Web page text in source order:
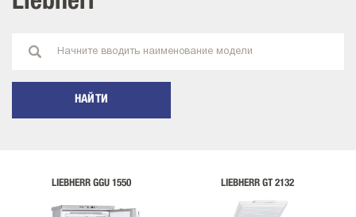
НАЙТИ
LIEBHERR GGU 1550 LIEBHERR GT 2132